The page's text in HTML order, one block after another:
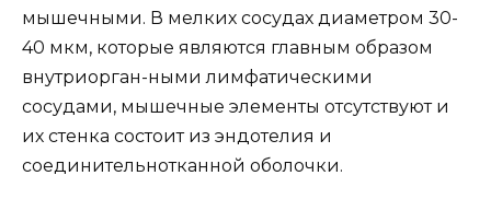
мышечными. В мелких сосудах диаметром 30-
40 мкм, которые являются главным образом
внутриорган-ными лимфатическими
сосудами, мышечные элементы отсутствуют и
их стенка состоит из эндотелия и
соединительнотканной оболочки.